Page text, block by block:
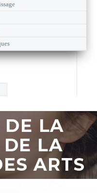
DE LA
DE LA
ARTS